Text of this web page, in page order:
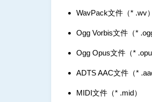
WavPack文件（* .wv）
Ogg Vorbis文件（*
Ogg Opus文件（*
ADTS AAC文件（*
MIDI文件（* .mid）